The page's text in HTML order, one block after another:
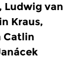
Ludwig van
Kraus,
Catlin